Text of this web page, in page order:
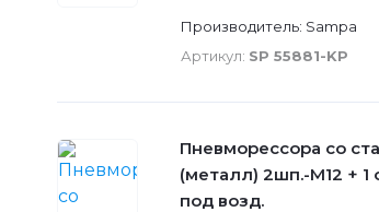
Производитель: Sampa
Артикул: SP 55881-KP
Пневморессора со
(металл) 2шп.-M12 + 1
под возд.